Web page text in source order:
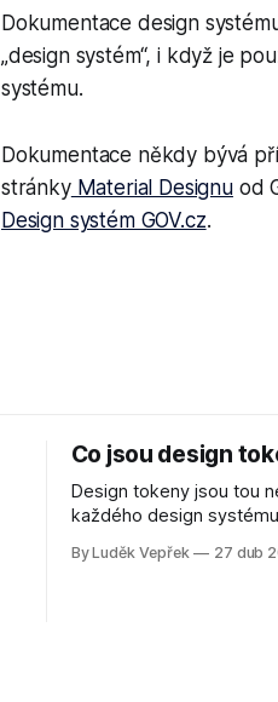
Dokumentace design
„design systém“, i když je
systému.
Dokumentace někdy bývá
stránkyMaterial Designuod
Design systém GOV.cz.
Co jsou design
Design tokeny jsou tou
každého design
designová rozhodnutí a
By Luděk Vepřek 27 dub